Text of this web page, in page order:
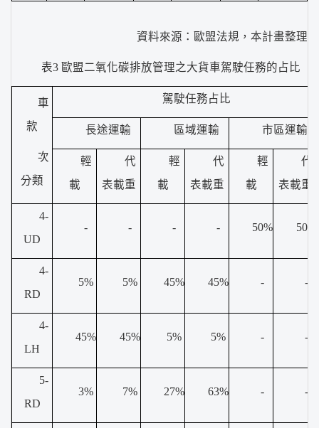
資料來源：歐盟法規，本計畫整理
表3 歐盟二氧化碳排放管理之大貨車駕駛任務的占比
車
款
次
分類
駕駛任務占比
長途運輸 區域運輸 市區運輸
輕
載
代
表載重
輕
載
代
表載重
輕
載
代
表載重
4-
UD
- - - - 50% 50%
4-
RD
5% 5% 45% 45% - -
4-
LH
45% 45% 5% 5% - -
5-
RD
3% 7% 27% 63% - -